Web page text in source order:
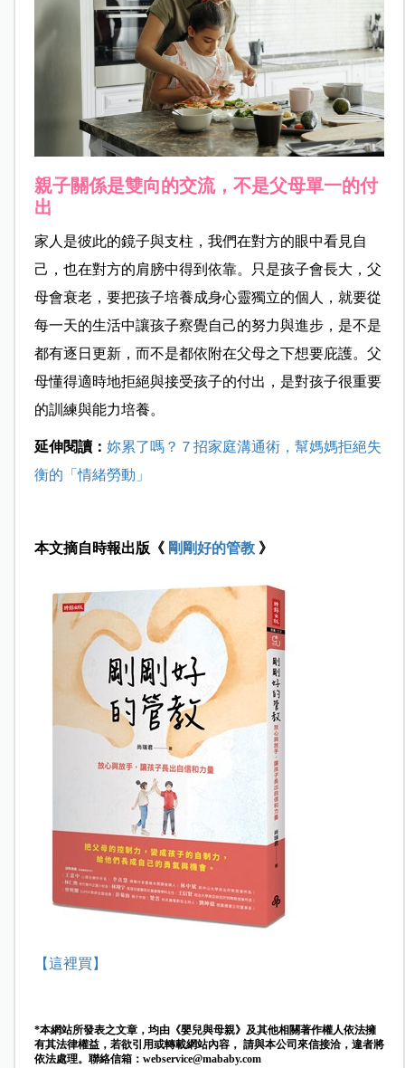
親子關係是雙向的交流，不是父母單一的付
出
家人是彼此的鏡子與支柱，我們在對方的眼中看見自
己，也在對方的肩膀中得到依靠。只是孩子會長大，父
母會衰老，要把孩子培養成身心靈獨立的個人，就要從
每一天的生活中讓孩子察覺自己的努力與進步，是不是
都有逐日更新，而不是都依附在父母之下想要庇護。父
母懂得適時地拒絕與接受孩子的付出，是對孩子很重要
的訓練與能力培養。
延伸閱讀： 妳累了嗎？７招家庭溝通術，幫媽媽拒絕失
衡的「情緒勞動」
本文摘自時報出版 《 剛剛好的管教》
【這裡買】
*本網站所發表之文章，均由《嬰兒與母親》及其他相關著作權人依法擁
有其法律權益，若欲引用或轉載網站內容， 請與本公司來信接洽，違者將
依法處理。聯絡信箱： webservice@mababy.com